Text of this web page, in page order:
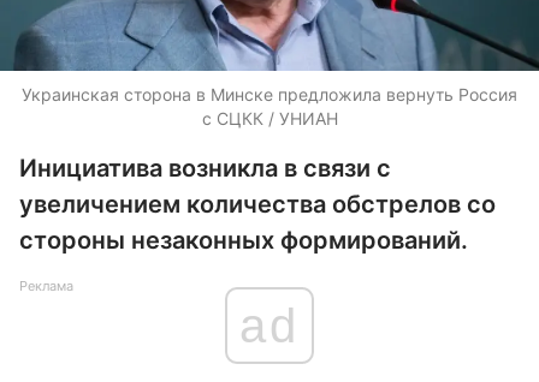
Украинская сторона в Минске предложила вернуть Россия
с СЦКК / УНИАН
Инициатива возникла в связи с
увеличением количества обстрелов со
стороны незаконных формирований.
Реклама
ad